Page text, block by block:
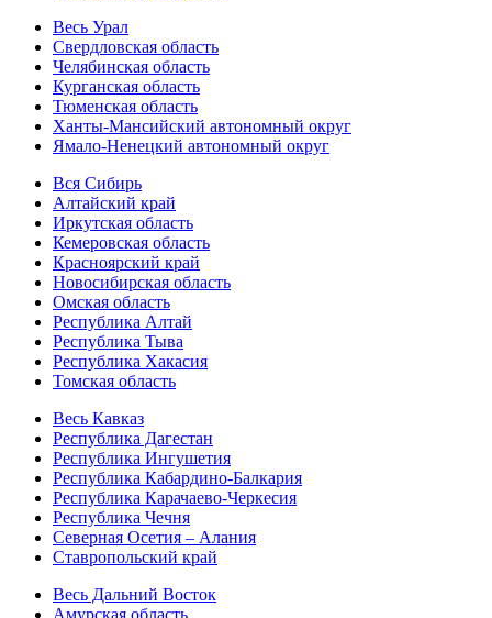
Весь Урал
Свердловская область
Челябинская область
Курганская область
Тюменская область
Ханты-Мансийский автономный округ
Ямало-Ненецкий автономный округ
Вся Сибирь
Алтайский край
Иркутская область
Кемеровская область
Красноярский край
Новосибирская область
Омская область
Республика Алтай
Республика Тыва
Республика Хакасия
Томская область
Весь Кавказ
Республика Дагестан
Республика Ингушетия
Республика Кабардино-Балкария
Республика Карачаево-Черкесия
Республика Чечня
Северная Осетия – Алания
Ставропольский край
Весь Дальний Восток
Амурская область